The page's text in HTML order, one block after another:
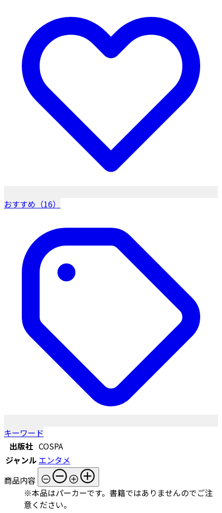
おすすめ（16）
キーワード
出版社 COSPA
ジャンル エンタメ
商品内容
※本品はパーカーです。書籍ではありませんのでご注
意ください。